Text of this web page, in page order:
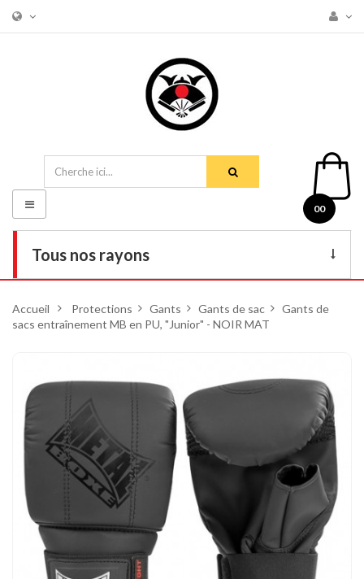
00
Tous nos rayons
DVD
Tenues
Chaussures
Protections
Cible de frappe
Condition physique
Tatamis
Basculer
la
navigation
Accueil > Protections > Gants > Gants de sac > Gants de
sacs entraînement MB en PU, "Junior" - NOIR MAT